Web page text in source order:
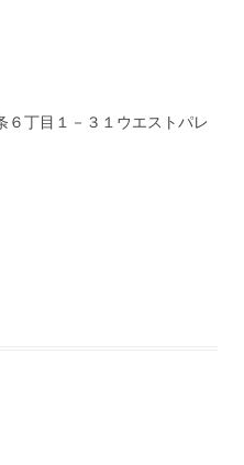
６丁目１－３１ウエストパレ